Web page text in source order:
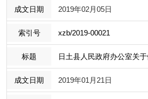
2019年02月05日
xzb/2019-00021
日土县人民政府办公室关
2019年01月21日